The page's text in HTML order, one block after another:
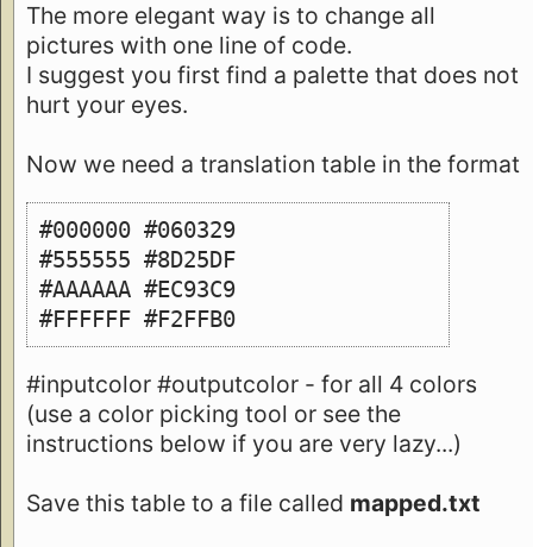
The more elegant way is to change all
pictures with one line of code.
I suggest you first find a palette that does not
hurt your eyes.
Now we need a translation table in the format
#000000 #060329
#555555 #8D25DF
#AAAAAA #EC93C9
#FFFFFF #F2FFB0
#inputcolor #outputcolor - for all 4 colors
(use a color picking tool or see the
instructions below if you are very lazy...)
Save this table to a file called mapped.txt